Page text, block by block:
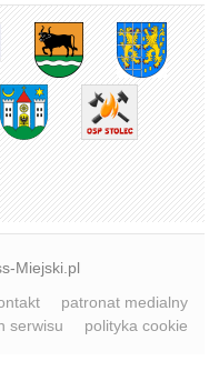
Miejski.pl
patronat medialny
serwisu
polityka cookie